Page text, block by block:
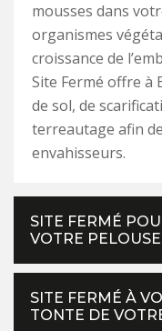
mousses dans
organismes
croissance de
Site Fermé offre à
de sol, de
terreautage afin
envahisseurs.
SITE FERMÉ
VOTRE
SITE FERMÉ À
TONTE DE